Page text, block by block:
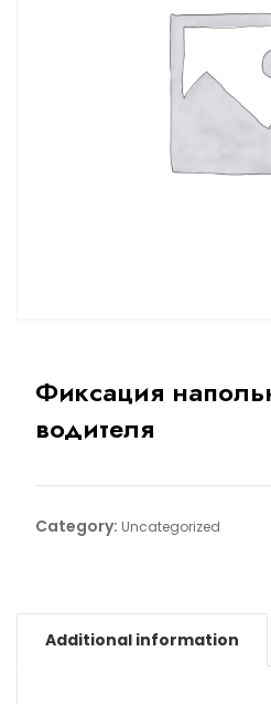
Фиксация
водителя
Category: Uncategorized
Additional information